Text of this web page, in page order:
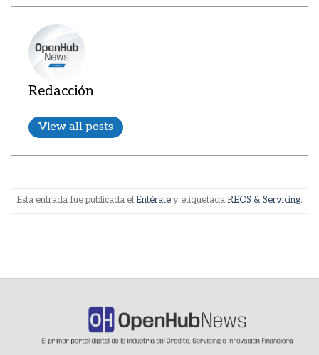
Redacción
View all posts
Esta entrada fue publicada el Entératey etiquetada REOS & Servicing.